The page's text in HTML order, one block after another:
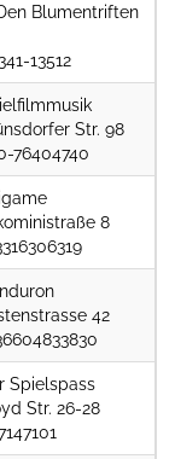
Blumentriften
13512
Str. 98
76404740
8
42
Spielspass
Str. 26-28